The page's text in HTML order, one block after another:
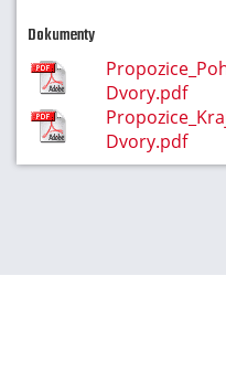
Dokumenty
Dvory.pdf
Dvory.pdf